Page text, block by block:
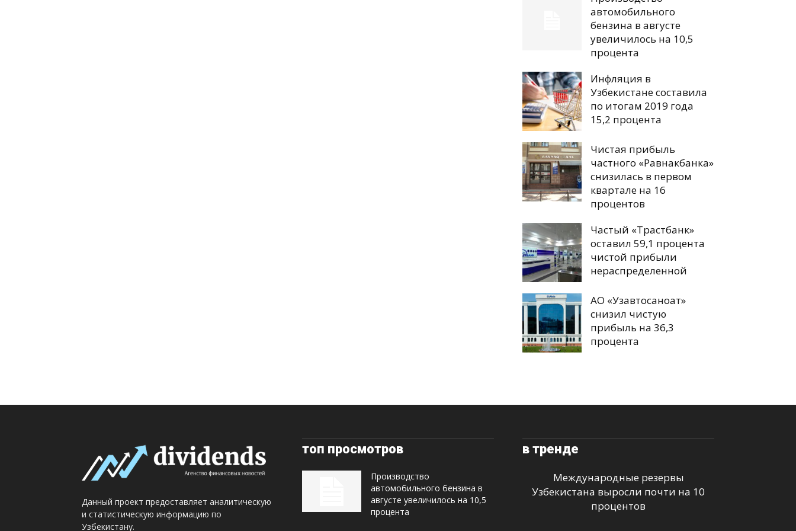
автомобильного
бензина в августе
увеличилось на 10,5
процента
Инфляция в
Узбекистане составила
по итогам 2019 года
15,2 процента
Чистая прибыль
частного «Равнакбанка»
снизилась в первом
квартале на 16
процентов
Частый «Трастбанк»
оставил 59,1 процента
чистой прибыли
нераспределенной
АО «Узавтосаноат»
снизил чистую
прибыль на 36,3
процента
Данный проект предоставляет аналитическую
и статистическую информацию по
Узбекистану.
топ просмотров
Производство
автомобильного бензина в
августе увеличилось на 10,5
процента
в тренде
Международные резервы
Узбекистана выросли почти на 10
процентов